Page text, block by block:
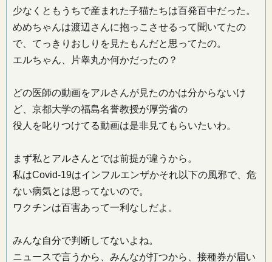
少なくともうちで産まれた子猫たちは百発百中だった。
めめちゃんは渡辺さんに抱っこさせるって聞いてたの
で、てっきりおしりを見たもんだと思ってたの。
エルちゃん、片睾丸か何かだったの？
どの医師の動画をアルさんが見たのかは分からないけ
ど、京都大学の福島名誉教授が厚労省の
役人を叱りつけてる動画は是非見てもらいたいわ。
まず私とアルさんとでは前提が違うから。
私はCovid-19はインフルエンザかそれ以下の風邪で、危
ない病気とは思ってないので。
ワクチンは百害あって一利なしだよ。
みんな自分で判断してないよね。
ニュースで言うから、みんなが打つから、接種券が届い